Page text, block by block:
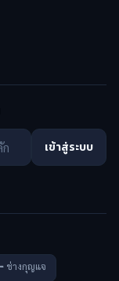
เข้าสู่ระบบ
ช่างกุญแจ